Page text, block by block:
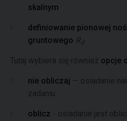
skalnym
definiowanie pionowej
gruntowego Rd
Tutaj wybiera się również opcje
nie obliczaj — osiadanie
zadaniu
oblicz - osiadanie jest